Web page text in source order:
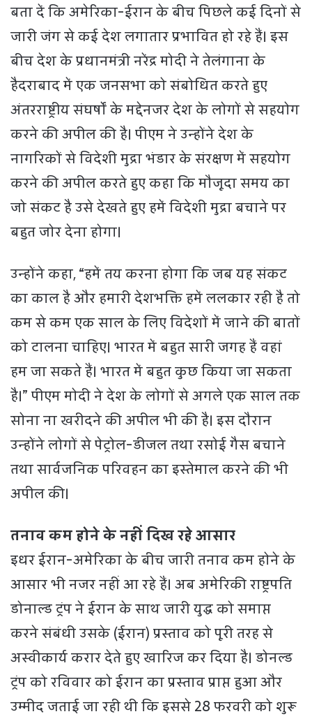
बता दें कि अमेरिका-ईरान के बीच पिछले कई दिनों से
जारी जंग से कई देश लगातार प्रभावित हो रहे हैं। इस
बीच देश के प्रधानमंत्री नरेंद्र मोदी ने तेलंगाना के
हैदराबाद में एक जनसभा को संबोधित करते हुए
अंतरराष्ट्रीय संघर्षों के मद्देनजर देश के लोगों से सहयोग
करने की अपील की है। पीएम ने उन्होंने देश के
नागरिकों से विदेशी मुद्रा भंडार के संरक्षण में सहयोग
करने की अपील करते हुए कहा कि मौजूदा समय का
जो संकट है उसे देखते हुए हमें विदेशी मुद्रा बचाने पर
बहुत जोर देना होगा।
उन्होंने कहा, “हमें तय करना होगा कि जब यह संकट
का काल है और हमारी देशभक्ति हमें ललकार रही है तो
कम से कम एक साल के लिए विदेशों में जाने की बातों
को टालना चाहिए। भारत में बहुत सारी जगह हैं वहां
हम जा सकते हैं। भारत में बहुत कुछ किया जा सकता
है।” पीएम मोदी ने देश के लोगों से अगले एक साल तक
सोना ना खरीदने की अपील भी की है। इस दौरान
उन्होंने लोगों से पेट्रोल-डीजल तथा रसोई गैस बचाने
तथा सार्वजनिक परिवहन का इस्तेमाल करने की भी
अपील की।
तनाव कम होने के नहीं दिख रहे आसार
इधर ईरान-अमेरिका के बीच जारी तनाव कम होने के
आसार भी नजर नहीं आ रहे हैं। अब अमेरिकी राष्ट्रपति
डोनाल्ड ट्रंप ने ईरान के साथ जारी युद्ध को समाप्त
करने संबंधी उसके (ईरान) प्रस्ताव को पूरी तरह से
अस्वीकार्य करार देते हुए खारिज कर दिया है। डोनल्ड
ट्रंप को रविवार को ईरान का प्रस्ताव प्राप्त हुआ और
उम्मीद जताई जा रही थी कि इससे 28 फरवरी को शुरू